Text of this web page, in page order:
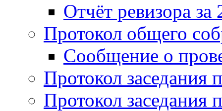
Отчёт ревизора за
Протокол общего
Сообщение о
Протокол заседания
Протокол заседания